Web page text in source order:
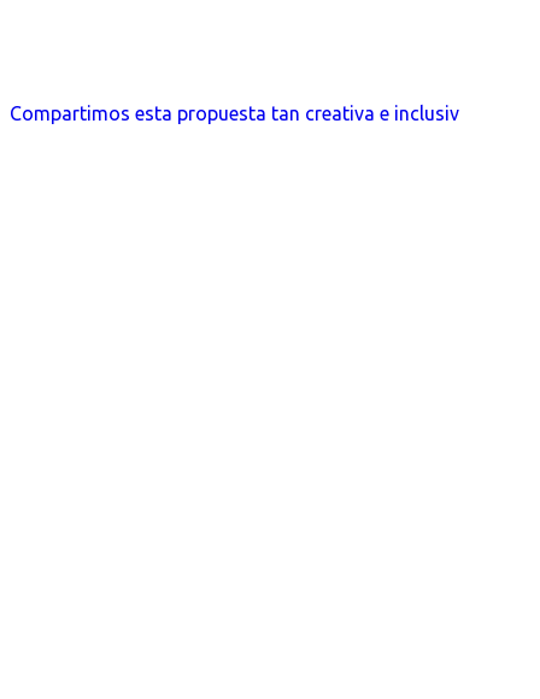
Compartimos esta propuesta tan creativa e inclusiv